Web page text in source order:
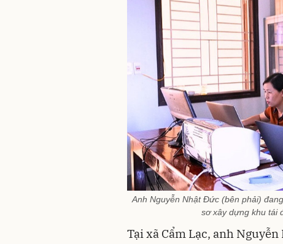
Anh Nguyễn Nhật Đức (bên phải)
sơ xây dựng khu tái
Tại xã Cẩm Lạc, anh